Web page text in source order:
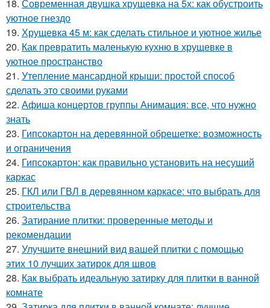
18. Современная двушка хрущевка на 5х: как обустроить
уютное гнездо
19. Хрущевка 45 м: как сделать стильное и уютное жилье
20. Как превратить маленькую кухню в хрущевке в
уютное пространство
21. Утепление мансардной крыши: простой способ
сделать это своими руками
22. Афиша концертов группы Анимация: все, что нужно
знать
23. Гипсокартон на деревянной обрешетке: возможность
и ограничения
24. Гипсокартон: как правильно установить на несущий
каркас
25. ГКЛ или ГВЛ в деревянном каркасе: что выбрать для
строительства
26. Затирание плитки: проверенные методы и
рекомендации
27. Улучшите внешний вид вашей плитки с помощью
этих 10 лучших затирок для швов
28. Как выбрать идеальную затирку для плитки в ванной
комнате